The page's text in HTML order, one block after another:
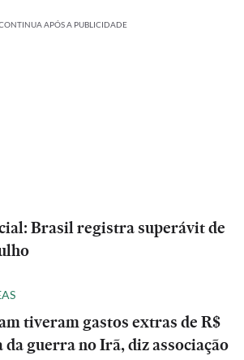
APÓS A PUBLICIDADE
Brasil registra superávit de
tiveram gastos extras de R$
guerra no Irã, diz associação